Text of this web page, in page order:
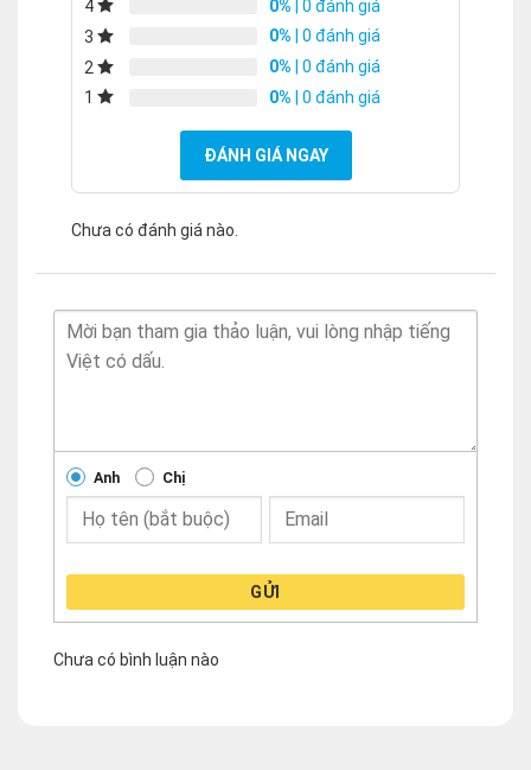
4 0% | 0 đánh giá
3
0% | 0 đánh giá
2
0% | 0 đánh giá
1
0% | 0 đánh giá
ĐÁNH GIÁ NGAY
Chưa có đánh giá nào.
Anh Chị
GỬI
Chưa có bình luận nào